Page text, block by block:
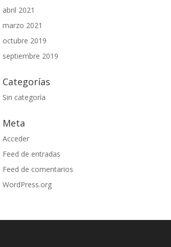
abril 2021
marzo 2021
octubre 2019
septiembre 2019
Categorías
Sin categoría
Meta
Acceder
Feed de entradas
Feed de comentarios
WordPress.org